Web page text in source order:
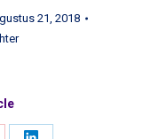
21, 2018